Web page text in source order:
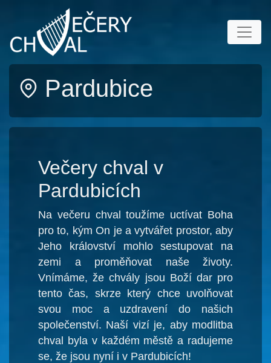
Pardubice
Večery chval v
Pardubicích
Na večeru chval toužíme uctívat Boha
pro to, kým On je a vytvářet prostor, aby
Jeho království mohlo sestupovat na
zemi a proměňovat naše životy.
Vnímáme, že chvály jsou Boží dar pro
tento čas, skrze který chce uvolňovat
svou moc a uzdravení do našich
společenství. Naší vizí je, aby modlitba
chval byla v každém městě a radujeme
se, že jsou nyní i v Pardubicích!